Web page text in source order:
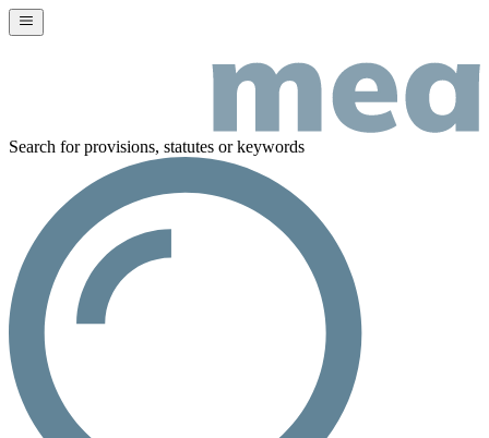
Search for provisions, statutes or keywords